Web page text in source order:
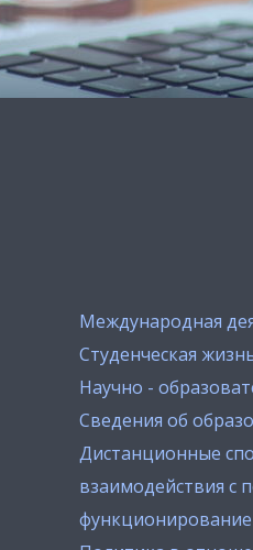
Международная
Студенческая
Научно -
Сведения об
Дистанционные
взаимодействия с
функционирование